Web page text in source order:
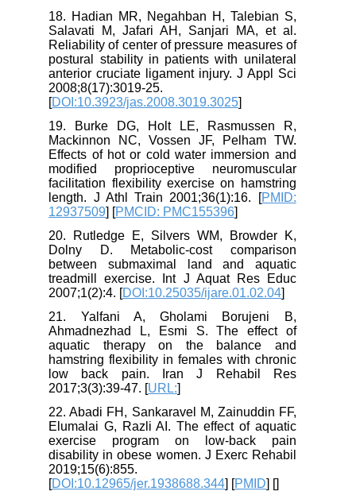
18. Hadian MR, Negahban H, Talebian S,
Salavati M, Jafari AH, Sanjari MA, et al.
Reliability of center of pressure measures of
postural stability in patients with unilateral
anterior cruciate ligament injury. J Appl Sci
2008;8(17):3019-25.
[DOI:10.3923/jas.2008.3019.3025
19. Burke DG, Holt LE, Rasmussen R,
Mackinnon NC, Vossen JF, Pelham TW.
Effects of hot or cold water immersion and
modified proprioceptive neuromuscular
facilitation flexibility exercise on hamstring
length. J Athl Train 2001;36(1):16. [PMID:
12937509] [PMCID: PMC155396
20. Rutledge E, Silvers WM, Browder K,
Dolny D. Metabolic-cost comparison
between submaximal land and aquatic
treadmill exercise. Int J Aquat Res Educ
2007;1(2):4. [DOI:10.25035/ijare.01.02.04
21. Yalfani A, Gholami Borujeni B,
Ahmadnezhad L, Esmi S. The effect of
aquatic therapy on the balance and
hamstring flexibility in females with chronic
low back pain. Iran J Rehabil Res
2017;3(3):39-47. [URL:
22. Abadi FH, Sankaravel M, Zainuddin FF,
Elumalai G, Razli AI. The effect of aquatic
exercise program on low-back pain
disability in obese women. J Exerc Rehabil
2019;15(6):855.
[DOI:10.12965/jer.1938688.344] [PMID] [